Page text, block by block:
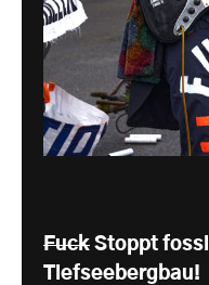
Fuck Stoppt
Tiefseebergbau!